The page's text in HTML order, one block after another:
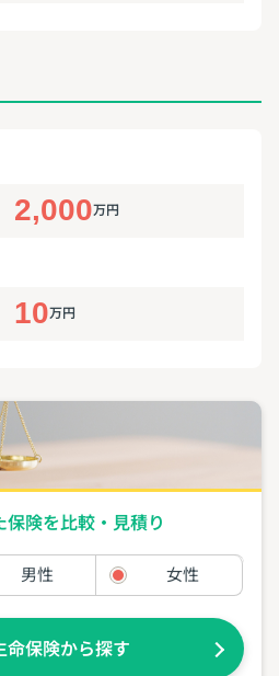
2,000万円
10万円
保険を比較・見積り
男性 女性
命保険から探す